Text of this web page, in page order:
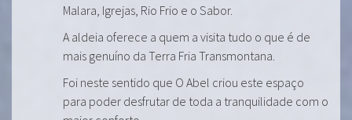
Malara, Igrejas, Rio Frio e o Sabor.
A aldeia oferece a quem a visita tudo o que é de
mais genuíno da Terra Fria Transmontana.
Foi neste sentido que O Abel criou este espaço
para poder desfrutar de toda a tranquilidade com o